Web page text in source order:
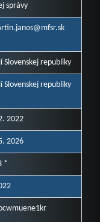
správy
republiky
republiky
2022
2026
*